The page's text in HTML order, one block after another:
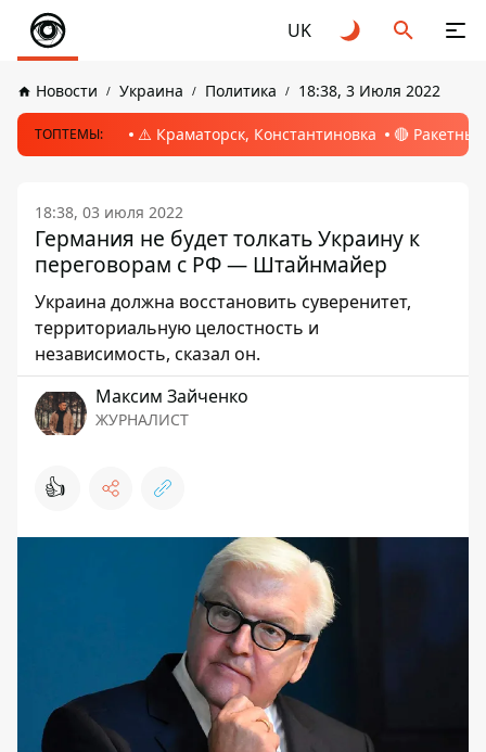
UK
Новости Украина Политика 18:38, 3 Июля 2022
ТОПТЕМЫ: ⚠️ Краматорск, Константиновка 🔴
18:38, 03 июля 2022
Германия не будет толкать Украину к
переговорам с РФ — Штайнмайер
Украина должна восстановить суверенитет,
территориальную целостность и
независимость, сказал он.
Максим Зайченко
ЖУРНАЛИСТ
👍